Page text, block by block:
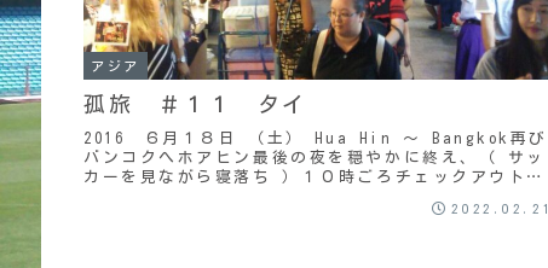
アジア
孤旅 ＃１１ タイ
2016 ６月１８日 （土） Hua Hin ～ Bangkok再び
バンコクへホアヒン最後の夜を穏やかに終え、（ サッ
カーを見ながら寝落ち ）１０時ごろチェックアウト。
2022.02.21